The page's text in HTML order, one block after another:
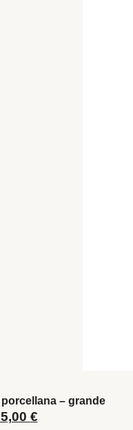
– grande
€